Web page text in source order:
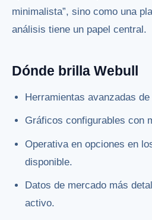
minimalista”, sino como una
análisis tiene un papel central.
Dónde brilla Webull
Herramientas avanzadas
Gráficos configurables con
Operativa en opciones en
disponible.
Datos de mercado más
activo.